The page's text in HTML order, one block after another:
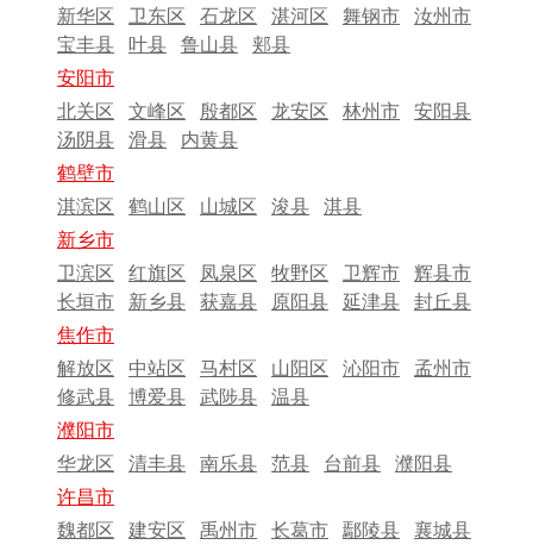
新华区
卫东区 石龙区 湛河区 舞钢市
汝州市
宝丰县
叶县 鲁山县
郏县
安阳市
北关区
文峰区 殷都区 龙安区 林州市
安阳县
汤阴县
滑县
内黄县
鹤壁市
淇滨区
鹤山区 山城区 浚县
淇县
新乡市
卫滨区
红旗区 凤泉区 牧野区 卫辉市
辉县市
长垣市
新乡县 获嘉县 原阳县 延津县
封丘县
焦作市
解放区
中站区 马村区 山阳区 沁阳市
孟州市
修武县
博爱县 武陟县
温县
濮阳市
华龙区
清丰县 南乐县 范县 台前县
濮阳县
许昌市
魏都区
建安区 禹州市 长葛市 鄢陵县
襄城县